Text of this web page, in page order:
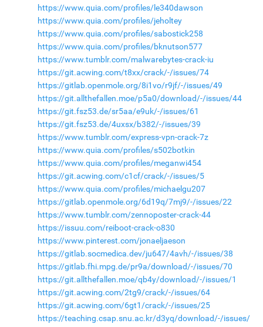
https://www.quia.com/profiles/le340dawson
https://www.quia.com/profiles/jeholtey
https://www.quia.com/profiles/sabostick258
https://www.quia.com/profiles/bknutson577
https://www.tumblr.com/malwarebytes-crack-iu
https://git.acwing.com/t8xx/crack/-/issues/74
https://gitlab.openmole.org/8i1vo/r9jf/-/issues/49
https://git.allthefallen.moe/p5a0/download/-/issues/44
https://git.fsz53.de/sr5aa/e9uk/-/issues/61
https://git.fsz53.de/4uxsx/b382/-/issues/39
https://www.tumblr.com/express-vpn-crack-7z
https://www.quia.com/profiles/s502botkin
https://www.quia.com/profiles/meganwi454
https://git.acwing.com/c1cf/crack/-/issues/5
https://www.quia.com/profiles/michaelgu207
https://gitlab.openmole.org/6d19q/7mj9/-/issues/22
https://www.tumblr.com/zennoposter-crack-44
https://issuu.com/reiboot-crack-o830
https://www.pinterest.com/jonaeljaeson
https://gitlab.socmedica.dev/ju647/4avh/-/issues/38
https://gitlab.fhi.mpg.de/pr9a/download/-/issues/70
https://git.allthefallen.moe/qb4y/download/-/issues/1
https://git.acwing.com/2tg9/crack/-/issues/64
https://git.acwing.com/6gt1/crack/-/issues/25
https://teaching.csap.snu.ac.kr/d3yq/download/-/issues/